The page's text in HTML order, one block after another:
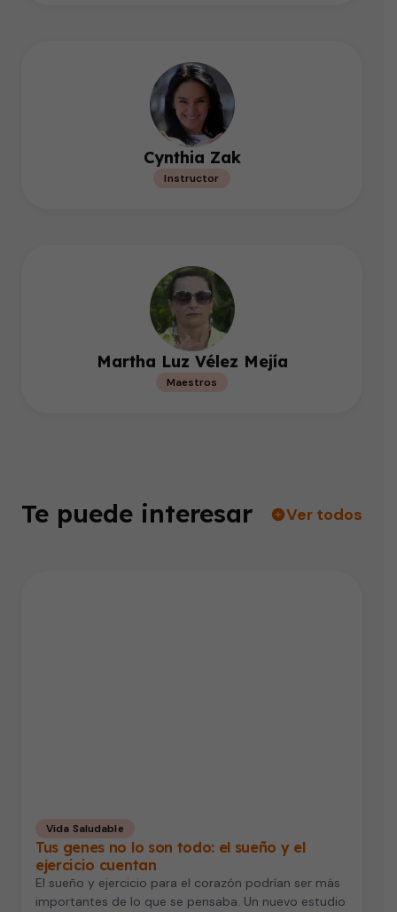
Cynthia Zak
Instructor
Martha Luz Vélez Mejía
Maestros
Te puede interesar Ver todos
Vida Saludable
Tus genes no lo son todo: el sueño y el
ejercicio cuentan
El sueño y ejercicio para el corazón podrían ser más
importantes de lo que se pensaba. Un nuevo estudio